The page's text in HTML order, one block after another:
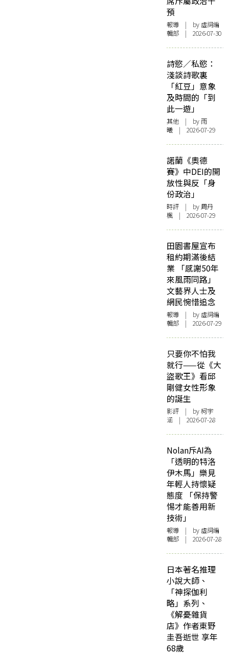
預
報導 | by 虛詞編
輯部 | 2026-07-30
詩慾／私慾：
淺談詩歌裏
「紅豆」意象
及時間的「到
此一遊」
其他 | by 雨
曦 | 2026-07-29
諾蘭《奧德
賽》中DEI的開
放性與反「身
份政治」
時評 | by周丹
楓 | 2026-07-29
田園書屋宣布
租約期滿後結
業 「感謝50年
來風雨同路」
文藝界人士及
網民惋惜追念
報導 | by 虛詞編
輯部 | 2026-07-29
只要你不怕我
就行——從《大
盜歌王》看邱
剛健女性形象
的誕生
影評 | by 柯宇
涵 | 2026-07-28
Nolan斥AI為
「透明的特洛
伊木馬」樂見
年輕人持懷疑
態度 「保持警
惕才能善用新
技術」
報導 | by 虛詞編
輯部 | 2026-07-28
日本著名推理
小說大師、
「神探伽利
略」系列、
《解憂雜貨
店》作者東野
圭吾逝世 享年
68歲